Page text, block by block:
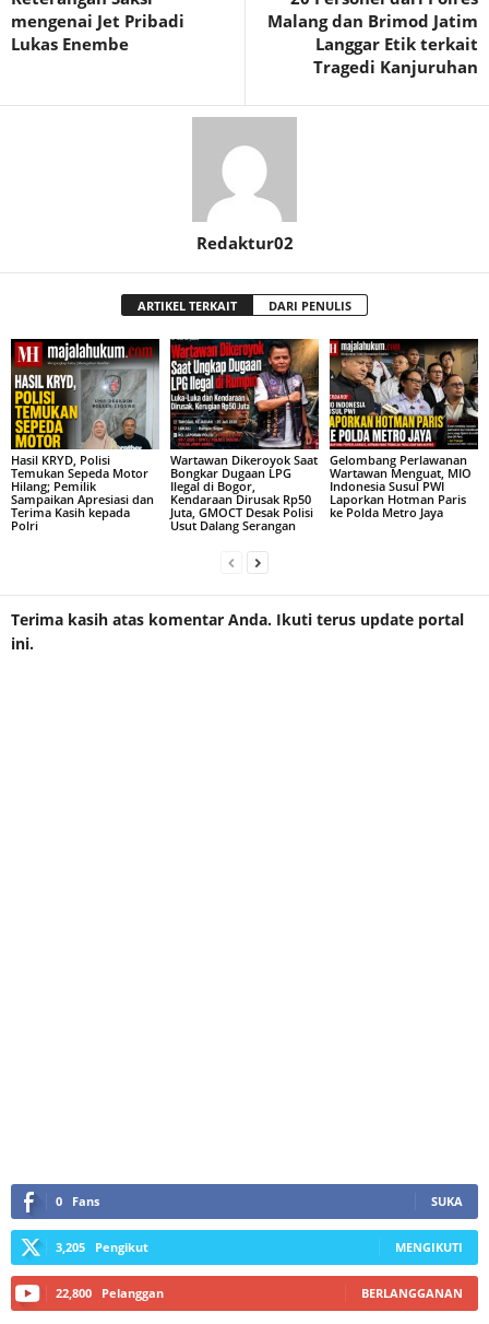
mengenai Jet Pribadi
Lukas Enembe
Malang dan Brimod Jatim
Langgar Etik terkait
Tragedi Kanjuruhan
Redaktur02
ARTIKEL TERKAIT DARI PENULIS
Hasil KRYD, Polisi
Temukan Sepeda Motor
Hilang; Pemilik
Sampaikan Apresiasi dan
Terima Kasih kepada
Polri
Wartawan Dikeroyok Saat
Bongkar Dugaan LPG
Ilegal di Bogor,
Kendaraan Dirusak Rp50
Juta, GMOCT Desak Polisi
Usut Dalang Serangan
Gelombang Perlawanan
Wartawan Menguat, MIO
Indonesia Susul PWI
Laporkan Hotman Paris
ke Polda Metro Jaya
Terima kasih atas komentar Anda. Ikuti terus update portal
ini.
0 Fans SUKA
3,205 Pengikut MENGIKUTI
22,800 Pelanggan BERLANGGANAN